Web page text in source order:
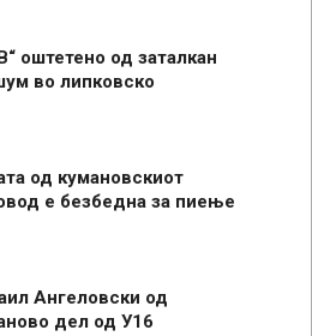
оштетено од заталкан
во липковско
од кумановскиот
е безбедна за пиење
Ангеловски од
дел од У16